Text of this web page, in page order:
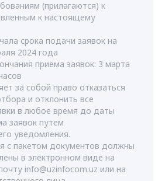
(прилагаются) к
к настоящему
срока подачи заявок на
2024 года
приема заявок: 3 марта
за собой право отказаться
и отклонить все
в любое время до даты
заявок путем
уведомления.
с пакетом документов должны
в электронном виде на
info@uzinfocom.uz или на